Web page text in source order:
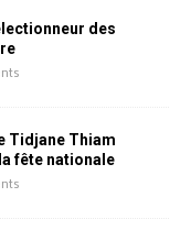
des
Tidjane Thiam
fête nationale